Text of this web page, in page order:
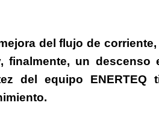
del flujo de
finalmente, un descenso
del equipo